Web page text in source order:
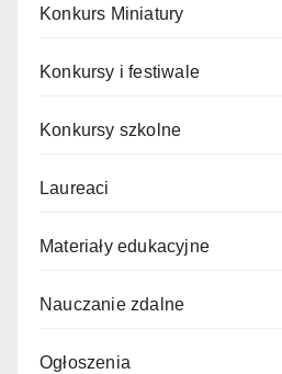
Konkurs Miniatury
Konkursy i festiwale
Konkursy szkolne
Laureaci
Materiały edukacyjne
Nauczanie zdalne
Ogłoszenia